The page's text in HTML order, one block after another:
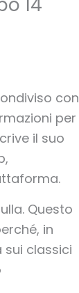
con
per
il suo
Questo
in
sui classici